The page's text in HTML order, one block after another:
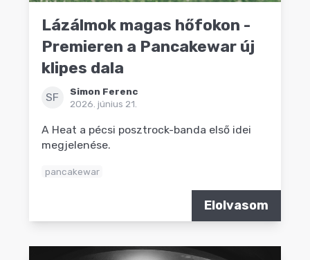
Lázálmok magas hőfokon -
Premieren a Pancakewar új
klipes dala
SF
Simon Ferenc
2026. június 21.
A Heat a pécsi posztrock-banda első idei
megjelenése.
pancakewar
Elolvasom